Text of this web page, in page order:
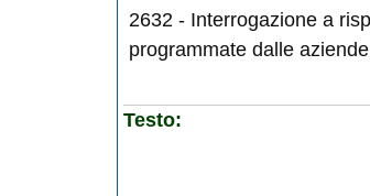
2632 - Interrogazione a
programmate dalle
Testo: